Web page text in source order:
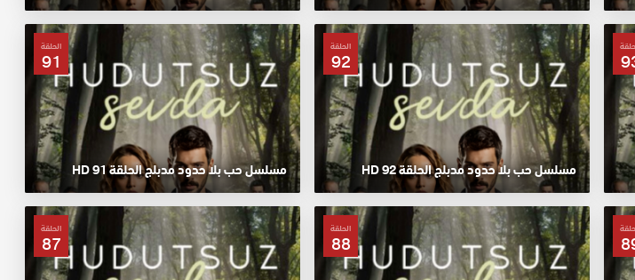
الحلقة
92
مسلسل حب بلا حدود مدبلج الحلقة 92 HD
الحلقة
91
مسلسل حب بلا حدود مدبلج الحلقة 91 HD
الحلقة
88
الحلقة
87